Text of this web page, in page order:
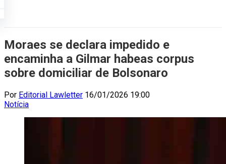
Moraes se declara impedido e
encaminha a Gilmar habeas corpus
sobre domiciliar de Bolsonaro
Por Editorial Lawletter 16/01/2026 19:00
Notícia